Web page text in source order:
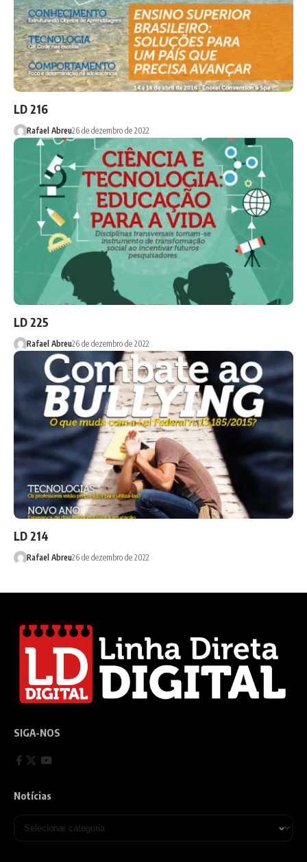
LD 216
Rafael Abreu26 de dezembro de 2022
LD 225
Rafael Abreu26 de dezembro de 2022
LD 214
Rafael Abreu26 de dezembro de 2022
SIGA-NOS
Notícias